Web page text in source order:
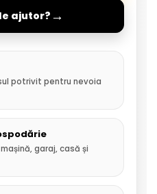
ajutor? →
potrivit pentru nevoia
garaj, casă și